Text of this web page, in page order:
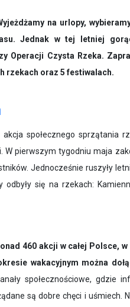
na urlopy,
Jednak w tej letniej
Operacji Czysta Rzeka.
rzekach oraz 5 festiwalach.
akcja społecznego sprzątania
W pierwszym tygodniu maja
Jednocześnie ruszyły
odbyły się na rzekach:
460 akcji w całej Polsce,
wakacyjnym można
społecznościowe,
są dobre chęci i uśmiech.